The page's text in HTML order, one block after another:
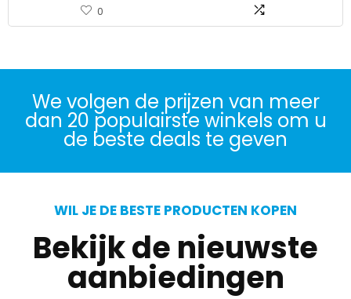
0
We volgen de prijzen van meer
dan 20 populairste winkels om u
de beste deals te geven
WIL JE DE BESTE PRODUCTEN KOPEN
Bekijk de nieuwste
aanbiedingen